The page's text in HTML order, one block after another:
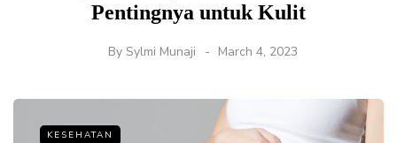
Pentingnya untuk Kulit
By Sylmi Munaji March 4, 2023
KESEHATAN